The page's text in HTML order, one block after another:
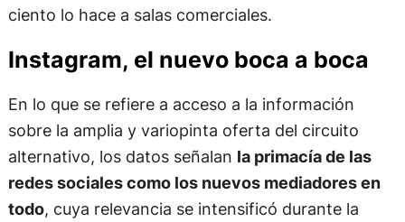
ciento lo hace a salas comerciales.
Instagram, el nuevo boca a boca
En lo que se refiere a acceso a la información
sobre la amplia y variopinta oferta del circuito
alternativo, los datos señalan la primacía de las
redes sociales como los nuevos mediadores en
todo, cuya relevancia se intensificó durante la